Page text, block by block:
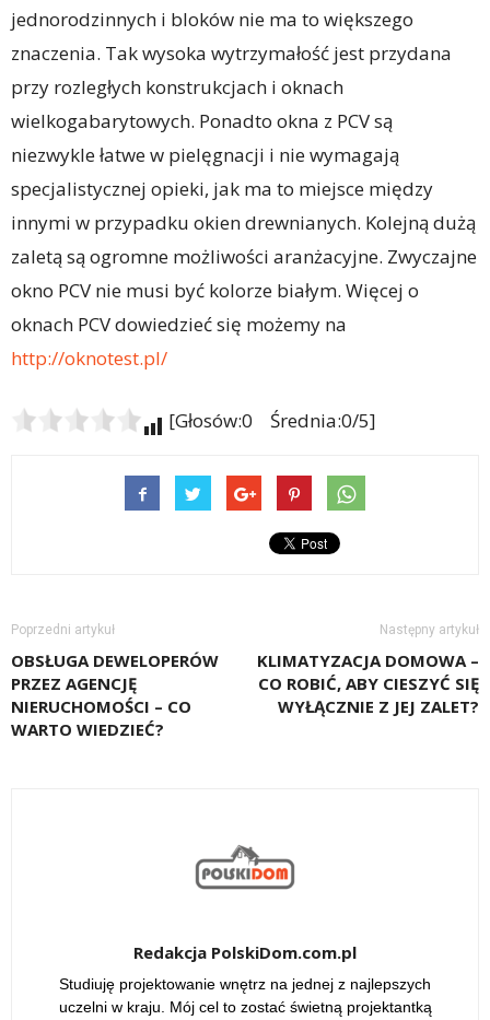
jednorodzinnych i bloków nie ma to większego
znaczenia. Tak wysoka wytrzymałość jest przydana
przy rozległych konstrukcjach i oknach
wielkogabarytowych. Ponadto okna z PCV są
niezwykle łatwe w pielęgnacji i nie wymagają
specjalistycznej opieki, jak ma to miejsce między
innymi w przypadku okien drewnianych. Kolejną dużą
zaletą są ogromne możliwości aranżacyjne. Zwyczajne
okno PCV nie musi być kolorze białym. Więcej o
oknach PCV dowiedzieć się możemy na
http://oknotest.pl/
[Głosów:0 Średnia:0/5]
Poprzedni artykuł
OBSŁUGA DEWELOPERÓW
PRZEZ AGENCJĘ
NIERUCHOMOŚCI – CO
WARTO WIEDZIEĆ?
Następny artykuł
KLIMATYZACJA DOMOWA –
CO ROBIĆ, ABY CIESZYĆ SIĘ
WYŁĄCZNIE Z JEJ ZALET?
Redakcja PolskiDom.com.pl
Studiuję projektowanie wnętrz na jednej z najlepszych
uczelni w kraju. Mój cel to zostać świetną projektantką